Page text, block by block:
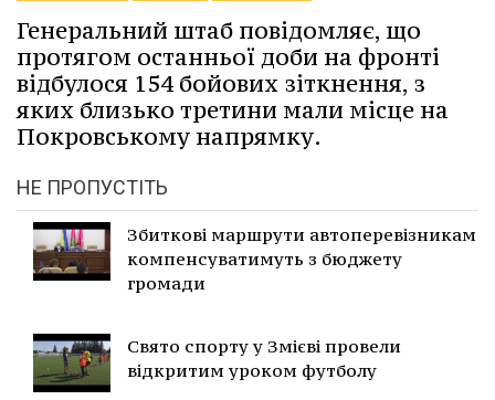
Генеральний штаб повідомляє, що
протягом останньої доби на фронті
відбулося 154 бойових зіткнення, з
яких близько третини мали місце на
Покровському напрямку.
НЕ ПРОПУСТІТЬ
Збиткові маршрути автоперевізникам
компенсуватимуть з бюджету
громади
Свято спорту у Змієві провели
відкритим уроком футболу